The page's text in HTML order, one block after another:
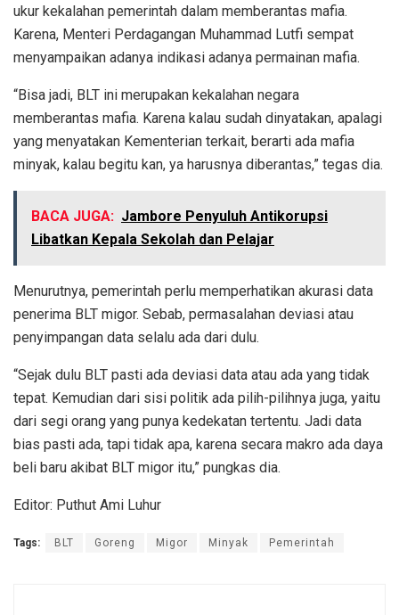
ukur kekalahan pemerintah dalam memberantas mafia.
Karena, Menteri Perdagangan Muhammad Lutfi sempat
menyampaikan adanya indikasi adanya permainan mafia.
“Bisa jadi, BLT ini merupakan kekalahan negara
memberantas mafia. Karena kalau sudah dinyatakan, apalagi
yang menyatakan Kementerian terkait, berarti ada mafia
minyak, kalau begitu kan, ya harusnya diberantas,” tegas dia.
BACA JUGA: Jambore Penyuluh Antikorupsi
Libatkan Kepala Sekolah dan Pelajar
Menurutnya, pemerintah perlu memperhatikan akurasi data
penerima BLT migor. Sebab, permasalahan deviasi atau
penyimpangan data selalu ada dari dulu.
“Sejak dulu BLT pasti ada deviasi data atau ada yang tidak
tepat. Kemudian dari sisi politik ada pilih-pilihnya juga, yaitu
dari segi orang yang punya kedekatan tertentu. Jadi data
bias pasti ada, tapi tidak apa, karena secara makro ada daya
beli baru akibat BLT migor itu,” pungkas dia.
Editor: Puthut Ami Luhur
Tags: BLT Goreng Migor Minyak Pemerintah